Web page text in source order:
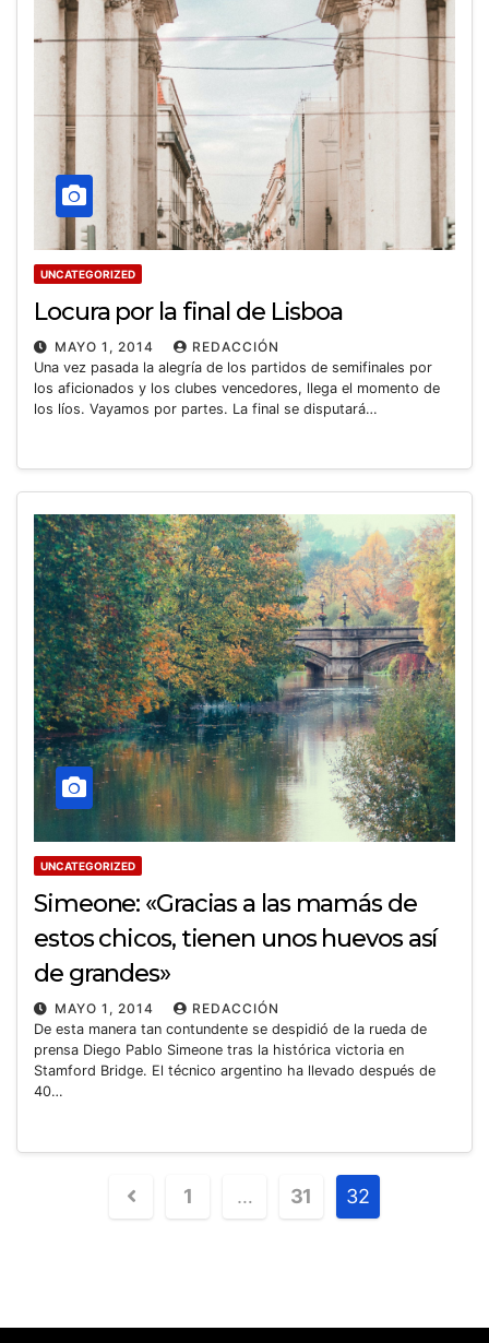
UNCATEGORIZED
Locura por la final de Lisboa
MAYO 1, 2014
REDACCIÓN
Una vez pasada la alegría de los partidos de semifinales por
los aficionados y los clubes vencedores, llega el momento de
los líos. Vayamos por partes. La final se disputará…
UNCATEGORIZED
Simeone: «Gracias a las mamás de
estos chicos, tienen unos huevos así
de grandes»
MAYO 1, 2014
REDACCIÓN
De esta manera tan contundente se despidió de la rueda de
prensa Diego Pablo Simeone tras la histórica victoria en
Stamford Bridge. El técnico argentino ha llevado después de
40…
1 … 31 32